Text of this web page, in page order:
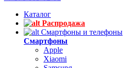
Каталог
Распродажа
Смартфоны и телефоны
Смартфоны
Apple
Xiaomi